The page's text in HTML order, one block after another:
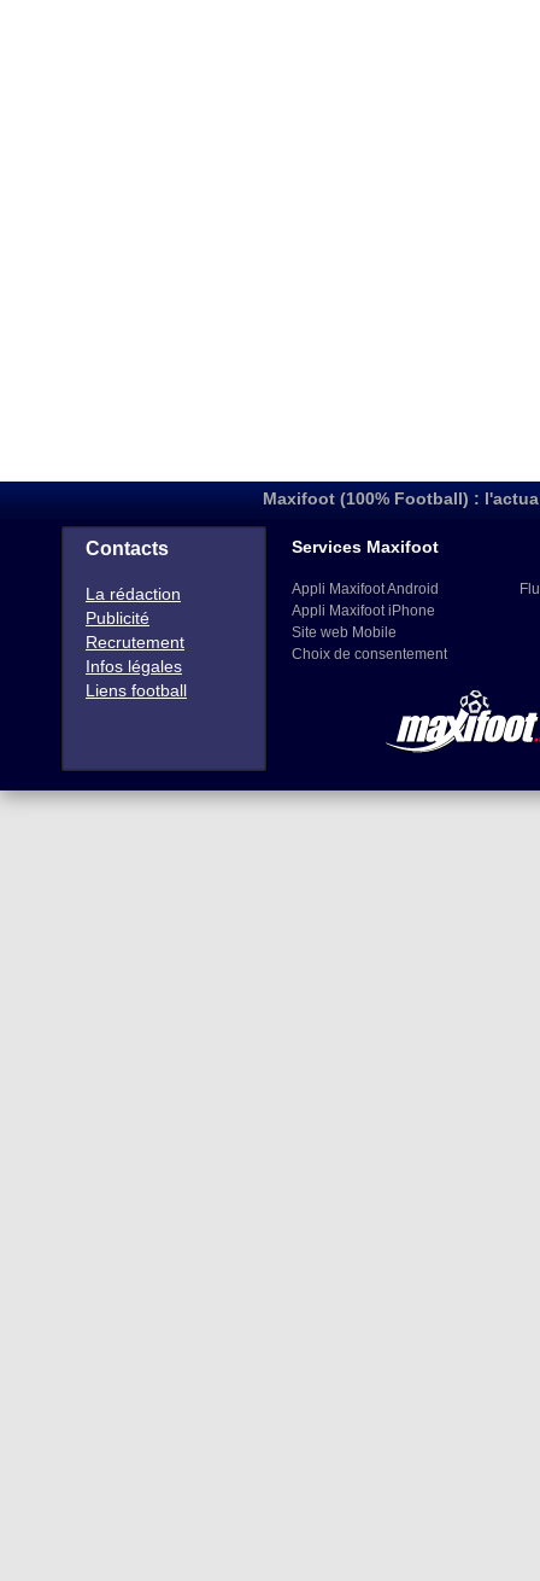
Maxifoot (100% Football) :
Contacts
La rédaction
Publicité
Recrutement
Infos légales
Liens football
Services Maxifoot
Appli Maxifoot Android
Appli Maxifoot iPhone
Site web Mobile
Choix de consentement